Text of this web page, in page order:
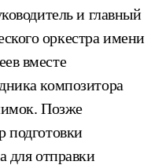
и главный
оркестра имени
вместе
композитора
Позже
подготовки
для отправки